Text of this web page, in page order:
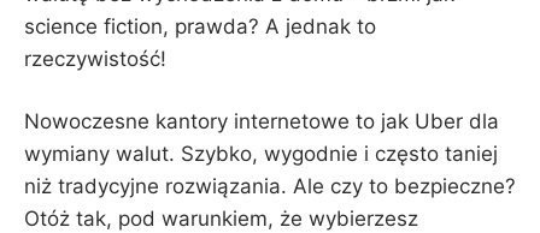
science fiction, prawda? A jednak to
rzeczywistość!
Nowoczesne kantory internetowe to jak Uber dla
wymiany walut. Szybko, wygodnie i często taniej
niż tradycyjne rozwiązania. Ale czy to bezpieczne?
Otóż tak, pod warunkiem, że wybierzesz